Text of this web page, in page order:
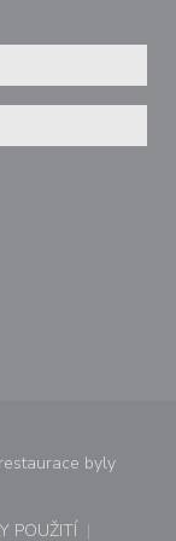
se v novém
((otevře se v
byly
se v novém okně))
POUŽITÍ